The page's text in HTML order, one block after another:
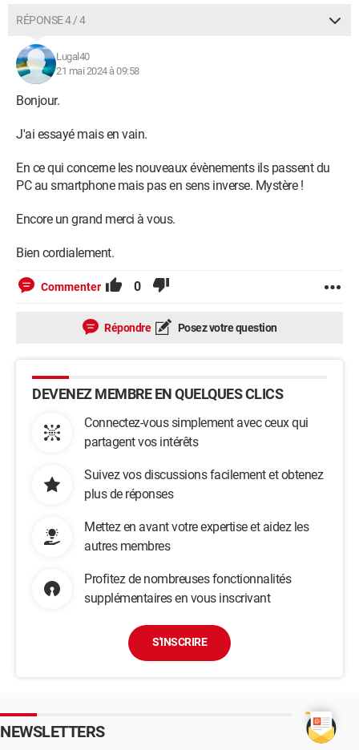
RÉPONSE 4 / 4
Lugal40
21 mai 2024 à 09:58
Bonjour.
J'ai essayé mais en vain.
En ce qui concerne les nouveaux évènements ils passent du
PC au smartphone mais pas en sens inverse. Mystère !
Encore un grand merci à vous.
Bien cordialement.
Commenter 0
Répondre Posez votre question
DEVENEZ MEMBRE EN QUELQUES CLICS
Connectez-vous simplement avec ceux qui
partagent vos intérêts
Suivez vos discussions facilement et obtenez
plus de réponses
Mettez en avant votre expertise et aidez les
autres membres
Profitez de nombreuses fonctionnalités
supplémentaires en vous inscrivant
S'INSCRIRE
NEWSLETTERS